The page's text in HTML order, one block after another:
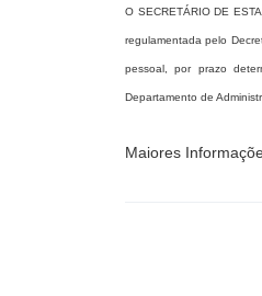
O SECRETÁRIO DE
regulamentada pelo
pessoal, por prazo
Departamento de
Maiores